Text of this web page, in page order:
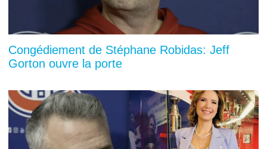
Congédiement de Stéphane Robidas: Jeff
Gorton ouvre la porte